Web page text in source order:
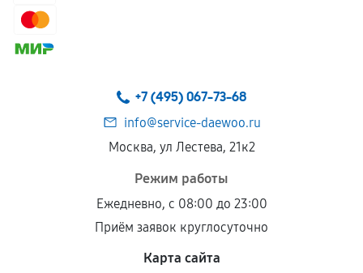
+7 (495) 067-73-68
info@service-daewoo.ru
Москва, ул Лестева, 21к2
Режим работы
Ежедневно, с 08:00 до 23:00
Приём заявок круглосуточно
Карта сайта